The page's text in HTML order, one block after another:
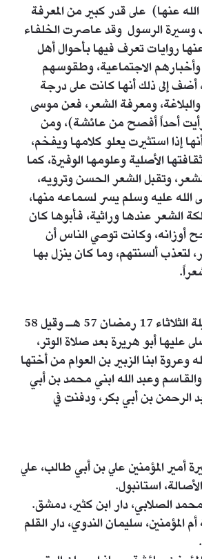
عنها) على قدر كبير من المعرفة
وسيرة الرسول وقد عاصرت الخلفاء
روايات تعرف فيها بأحوال أهل
وأخبارهم الاجتماعية، وطقوسهم
إلى ذلك أنها كانت على درجة
ومعرفة الشعر، فعن موسى
أحداً أفصح من عائشة)، ومن
إذا استثيرت يعلو كلامها ويفخم،
الأصلية وعلومها الوفيرة، كما
وتقبل الشعر الحسن وترويه،
عليه وسلم يسر لسماعه منها،
الشعر عندها وراثية، فأبوها كان
وكانت توصي الناس أن
لتعذب ألسنتهم، وما كان ينزل بها
حضرتها الوفاة في ليلة الثلاثاء 17 رمضان 57 هـ وقيل 58
هـ، وصلى عليها أبو هريرة بعد صلاة الوتر،
وعروة ابنا الزبير بن العوام من أختها
وعبد الله ابني محمد بن أبي
الرحمن بن أبي بكر، ودفنت في
أمير المؤمنين علي بن أبي طالب، علي
استانبول.
محمد الصلابي، دار ابن كثير، دمشق.
المؤمنين، سليمان الندوي، دار القلم